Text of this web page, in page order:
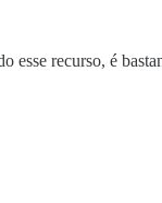
esse recurso, é